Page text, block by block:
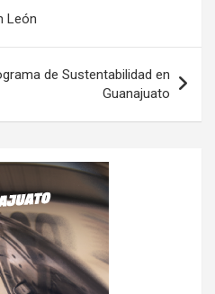
León
de Sustentabilidad en
Guanajuato